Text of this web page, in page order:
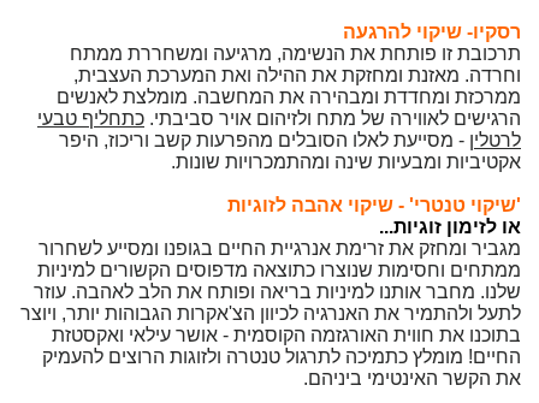
רסקיו- שיקוי להרגעה
תרכובת זו פותחת את הנשימה, מרגיעה ומשחררת ממתח
וחרדה. מאזנת ומחזקת את ההילה ואת המערכת העצבית,
ממרכזת ומחדדת ומבהירה את המחשבה. מומלצת לאנשים
הרגישים לאווירה של מתח ולזיהום אויר סביבתי. כתחליף טבעי
לרטלין - מסייעת לאלו הסובלים מהפרעות קשב וריכוז, היפר
אקטיביות ומבעיות שינה ומהתמכרויות שונות.
'שיקוי טנטרי' - שיקוי אהבה לזוגיות
או לזימון זוגיות...
מגביר ומחזק את זרימת אנרגיית החיים בגופנו ומסייע לשחרור
ממתחים וחסימות שנוצרו כתוצאה מדפוסים הקשורים למיניות
שלנו. מחבר אותנו למיניות בריאה ופותח את הלב לאהבה. עוזר
לתעל ולהתמיר את האנרגיה לכיוון הצ'אקרות הגבוהות יותר, ויוצר
בתוכנו את חווית האורגזמה הקוסמית - אושר עילאי ואקסטזת
החיים! מומלץ כתמיכה לתרגול טנטרה ולזוגות הרוצים להעמיק
את הקשר האינטימי ביניהם.